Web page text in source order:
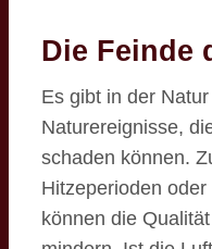
Die Feinde
Es gibt in der
Naturereignisse,
schaden können.
Hitzeperioden
können die